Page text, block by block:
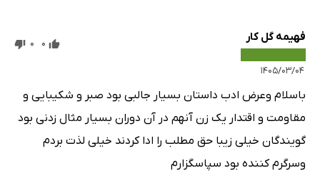
فهیمه گل‌ کار
۱۴۰۵/۰۳/۰۴
0
0
باسلام وعرض ادب داستان بسیار جالبی بود صبر و شکیبایی و
مقاومت و اقتدار یک زن آنهم در آن دوران بسیار مثال زدنی بود
گویندگان خیلی زیبا حق مطلب را ادا کردند خیلی لذت بردم
وسرگرم کننده بود سپاسگزارم